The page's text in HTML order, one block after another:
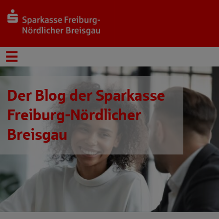
Der Blog der Sparkasse
Freiburg-Nördlicher
Breisgau